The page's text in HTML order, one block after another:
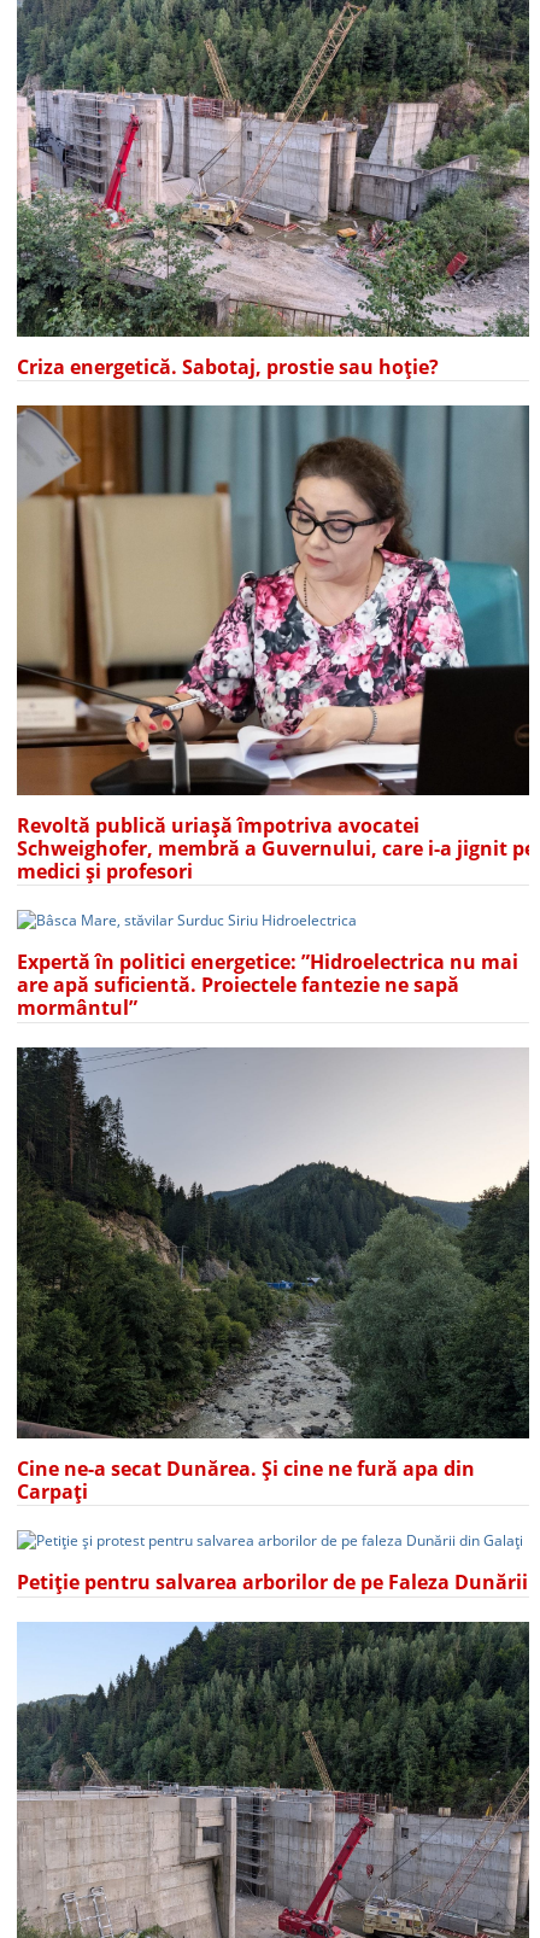
Criza energetică. Sabotaj, prostie sau hoție?
Revoltă publică uriașă împotriva avocatei
Schweighofer, membră a Guvernului, care i-a jignit pe
medici și profesori
Expertă în politici energetice: ”Hidroelectrica nu mai
are apă suficientă. Proiectele fantezie ne sapă
mormântul”
Cine ne-a secat Dunărea. Și cine ne fură apa din
Carpați
Petiție pentru salvarea arborilor de pe Faleza Dunării